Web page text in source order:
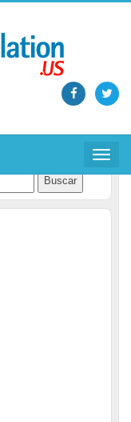
Toggle
Toggle